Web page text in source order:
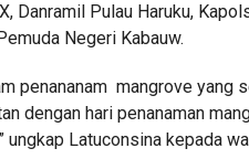
Danramil Pulau Haruku,
Negeri Kabauw.
penananam mangrove yang
dengan hari penanaman
Latuconsina kepada